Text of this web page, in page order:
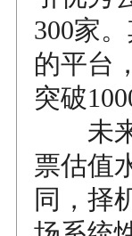
300家
的平台
突破
未来
票估值
同，择